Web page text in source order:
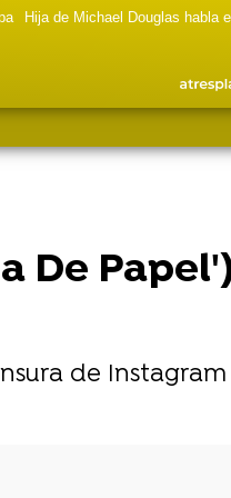
Hija de Michael Douglas habla
De
de